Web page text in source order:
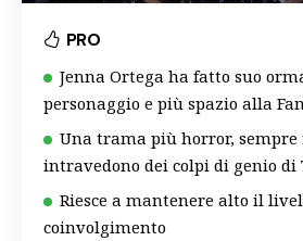
PRO
Jenna Ortega ha fatto suo
personaggio e più spazio alla
Una trama più horror, sempre
intravedono dei colpi di genio di
Riesce a mantenere alto il
coinvolgimento